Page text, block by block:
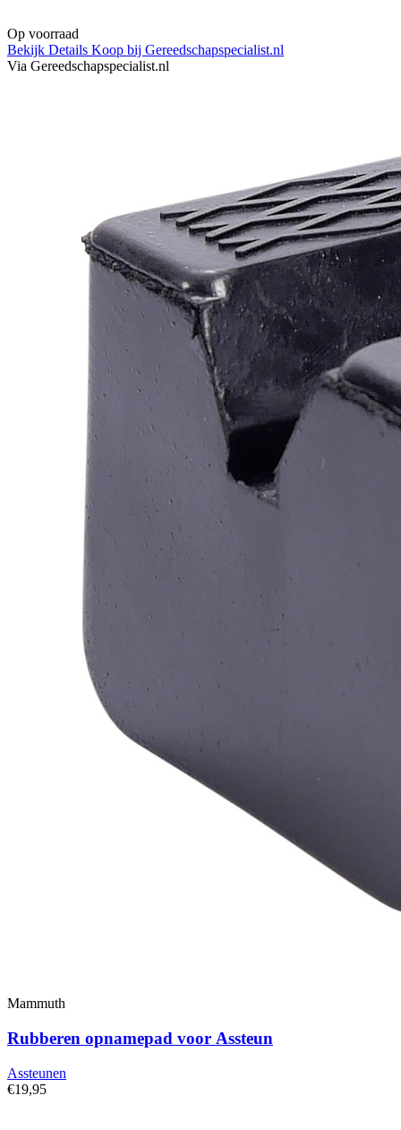
Op voorraad
Bekijk Details Koop bij Gereedschapspecialist.nl
Via Gereedschapspecialist.nl
Mammuth
Rubberen opnamepad voor Assteun
Assteunen
€19,95